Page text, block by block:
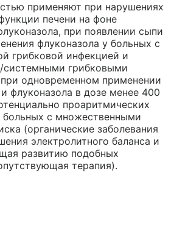
применяют при нарушениях
печени на фоне
при появлении сыпи
флуконазола у больных с
грибковой инфекцией и
системными грибковыми
одновременном применении
флуконазола в дозе менее 400
проаритмических
больных с множественными
(органические заболевания
электролитного баланса и
развитию подобных
терапия).